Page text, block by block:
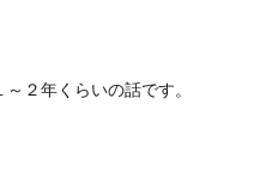
２年くらいの話です。